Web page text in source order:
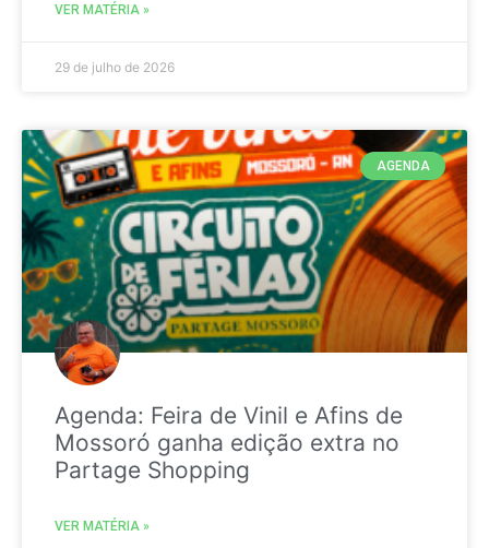
VER MATÉRIA »
29 de julho de 2026
AGENDA
Agenda: Feira de Vinil e Afins de
Mossoró ganha edição extra no
Partage Shopping
VER MATÉRIA »